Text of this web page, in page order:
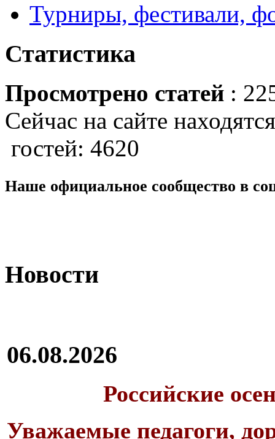
Турниры, фестивали,
Статистика
Просмотрено статей :
Сейчас на сайте
гостей: 4620
Наше официальное сообщество в
Новости
06.08.2026
Российские
Уважаемые педагоги,